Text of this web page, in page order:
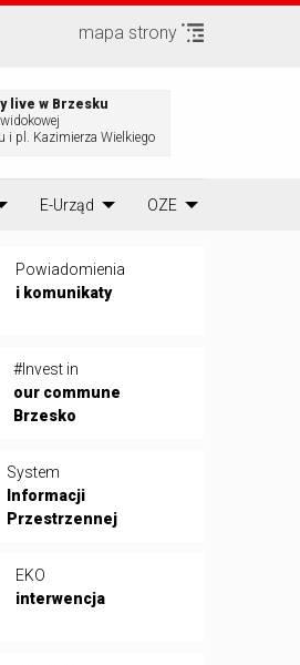
mapa strony
live w Brzesku
i pl. Kazimierza Wielkiego
E-Urząd OZE
Powiadomienia
i komunikaty
#Invest in
our commune
Brzesko
System
Informacji
Przestrzennej
EKO
interwencja